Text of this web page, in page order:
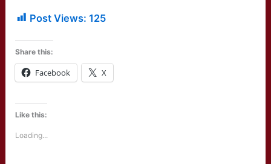
Post Views: 125
Share this:
Facebook X
Like this:
Loading...